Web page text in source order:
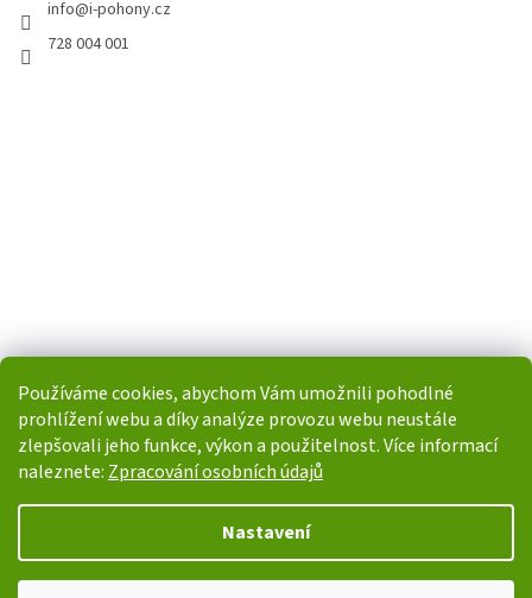
Používáme cookies, abychom Vám umožnili pohodlné
prohlížení webu a díky analýze provozu webu neustále
zlepšovali jeho funkce, výkon a použitelnost. Více informací
naleznete: Zpracování osobních údajů
Nastavení
info@i-pohony.cz
728 004 001
Copyright 2026i-POHONY.cz. Všechna práva vyhrazena.Upravit